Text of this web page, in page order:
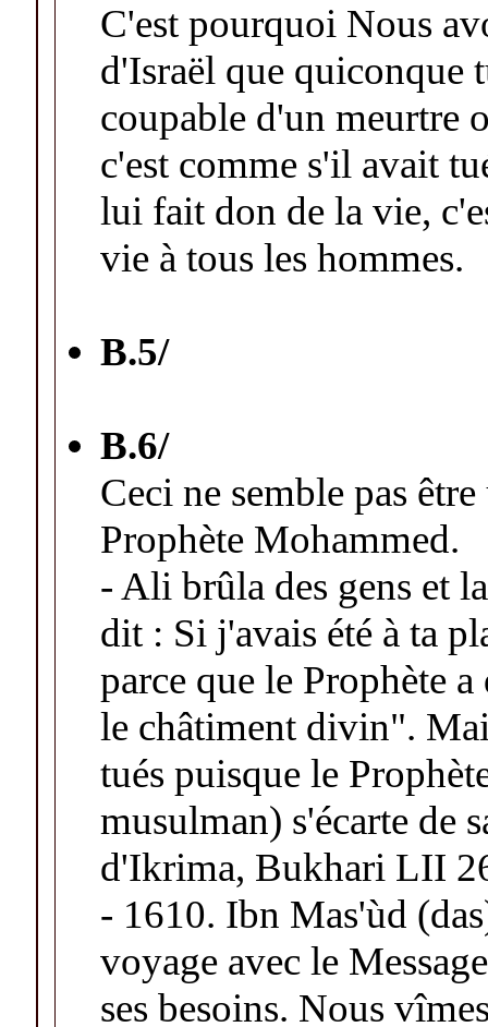
C'est pourquoi Nous
d'Israël que quiconque
coupable d'un meurtre
c'est comme s'il avait
lui fait don de la vie,
vie à tous les hommes.
B.5/
B.6/
Ceci ne semble pas
Prophète Mohammed.
- Ali brûla des gens et
dit : Si j'avais été à ta
parce que le Prophète
le châtiment divin".
tués puisque le
musulman) s'écarte de
d'Ikrima, Bukhari LII
- 1610. Ibn Mas'ùd
voyage avec le
ses besoins. Nous